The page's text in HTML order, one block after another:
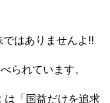
ではありませんよ!!
られています。
「国益だけを追求